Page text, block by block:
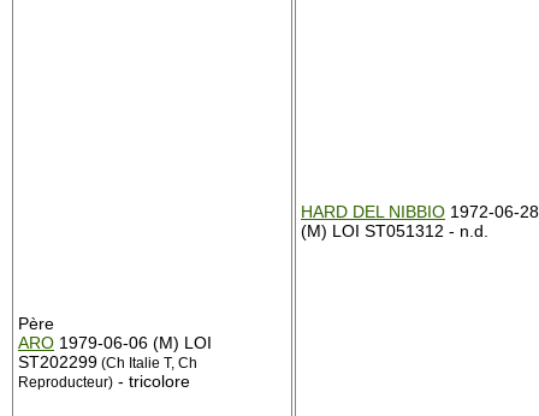
Père
ARO 1979-06-06 (M) LOI
ST202299 (Ch Italie T, Ch
Reproducteur) - tricolore
HARD DEL NIBBIO 1972-06-28
(M) LOI ST051312 - n.d.